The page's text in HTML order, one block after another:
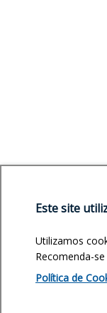
Este site
Utilizamos
Recomenda-
Política de